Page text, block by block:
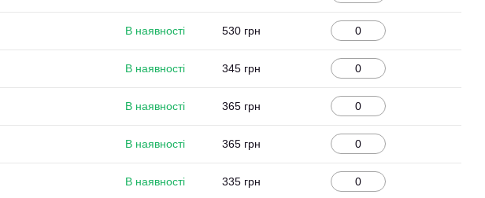
В наявності 530 грн
В наявності 345 грн
В наявності 365 грн
В наявності 365 грн
В наявності 335 грн